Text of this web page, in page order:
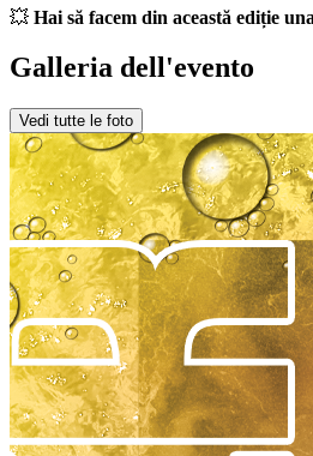
💥 Hai să facem din această ediție
Galleria dell'evento
Vedi tutte le foto